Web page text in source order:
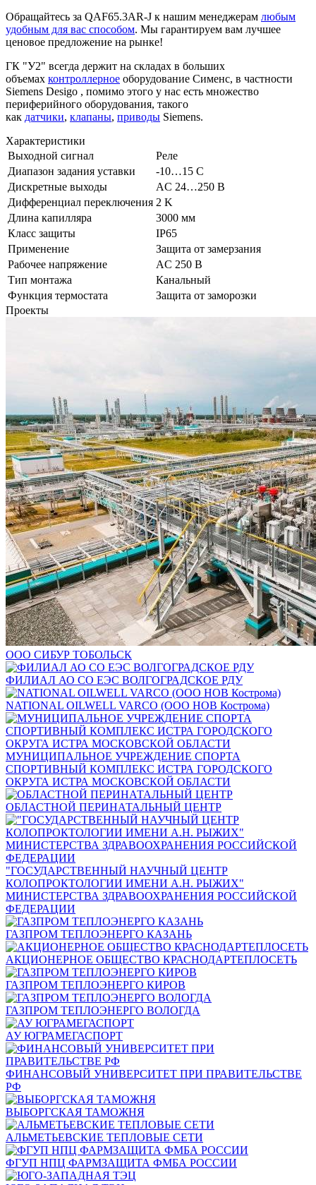
Обращайтесь за QAF65.3AR-J к нашим менеджерам любым
удобным для вас способом. Мы гарантируем вам лучшее
ценовое предложение на рынке!
ГК "У2" всегда держит на складах в больших
объемах контроллерное оборудование Сименс, в частности
Siemens Desigo , помимо этого у нас есть множество
периферийного оборудования, такого
как датчики, клапаны, приводы Siemens.
Характеристики
Выходной сигнал
Реле
Диапазон задания уставки
-10…15 C
Дискретные выходы
AC 24…250 В
Дифференциал переключения 2 K
Длина капилляра
3000 мм
Класс защиты
IP65
Применение
Защита от замерзания
Рабочее напряжение
AC 250 В
Тип монтажа
Канальный
Функция термостата
Защита от заморозки
Проекты
ООО СИБУР ТОБОЛЬСК
ФИЛИАЛ АО СО ЕЭС ВОЛГОГРАДСКОЕ РДУ
NATIONAL OILWELL VARCO (ООО НОВ Кострома)
МУНИЦИПАЛЬНОЕ УЧРЕЖДЕНИЕ СПОРТА
СПОРТИВНЫЙ КОМПЛЕКС ИСТРА ГОРОДСКОГО
ОКРУГА ИСТРА МОСКОВСКОЙ ОБЛАСТИ
ОБЛАСТНОЙ ПЕРИНАТАЛЬНЫЙ ЦЕНТР
"ГОСУДАРСТВЕННЫЙ НАУЧНЫЙ ЦЕНТР
КОЛОПРОКТОЛОГИИ ИМЕНИ А.Н. РЫЖИХ"
МИНИСТЕРСТВА ЗДРАВООХРАНЕНИЯ РОССИЙСКОЙ
ФЕДЕРАЦИИ
ГАЗПРОМ ТЕПЛОЭНЕРГО КАЗАНЬ
АКЦИОНЕРНОЕ ОБЩЕСТВО КРАСНОДАРТЕПЛОСЕТЬ
ГАЗПРОМ ТЕПЛОЭНЕРГО КИРОВ
ГАЗПРОМ ТЕПЛОЭНЕРГО ВОЛОГДА
АУ ЮГРАМЕГАСПОРТ
ФИНАНСОВЫЙ УНИВЕРСИТЕТ ПРИ ПРАВИТЕЛЬСТВЕ
РФ
ВЫБОРГСКАЯ ТАМОЖНЯ
АЛЬМЕТЬЕВСКИЕ ТЕПЛОВЫЕ СЕТИ
ФГУП НПЦ ФАРМЗАЩИТА ФМБА РОССИИ